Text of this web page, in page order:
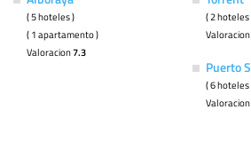
( 5 hoteles )
( 1 apartamento )
Valoracion7.3
( 2 hoteles
Valoracion
Puerto
( 6 hoteles
Valoracion